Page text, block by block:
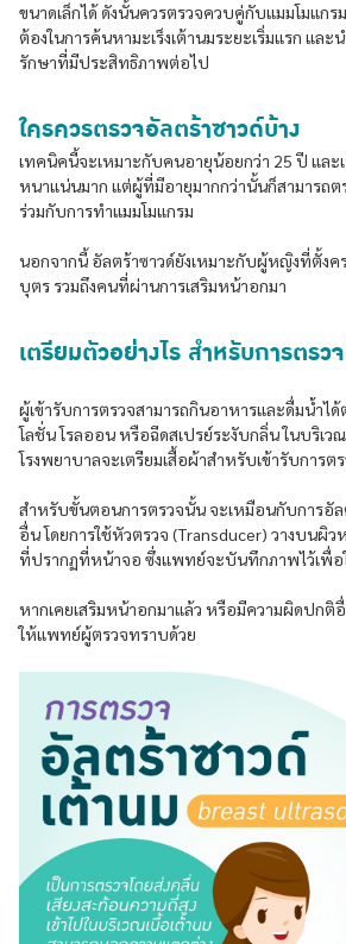
ขนาดเล็กได้ ดังนั้นควรตรวจควบคู่กับแมมโมแก
ต้องในการค้นหามะเร็งเต้านมระยะเริ่มแรก และ
รักษาที่มีประสิทธิภาพต่อไป
ใครควรตรวจอัลตร้าซาวด์บ้าง
เทคนิคนี้จะเหมาะกับคนอายุน้อยกว่า 25 ปี และ
หนาแน่นมาก แต่ผู้ที่มีอายุมากกว่านั้นก็สามารถต
ร่วมกับการทำแมมโมแกรม
นอกจากนี้ อัลตร้าซาวด์ยังเหมาะกับผู้หญิงที่ตั้งค
บุตร รวมถึงคนที่ผ่านการเสริมหน้าอกมา
เตรียมตัวอย่างไร สำหรับการตรว
ผู้เข้ารับการตรวจสามารถกินอาหารและดื่มน้ำไ
โลชั่น โรลออน หรือฉีดสเปรย์ระงับกลิ่น ในบริเว
โรงพยาบาลจะเตรียมเสื้อผ้าสำหรับเข้ารับการต
สำหรับขั้นตอนการตรวจนั้น จะเหมือนกับการอั
อื่น โดยการใช้หัวตรวจ (Transducer) วางบนผิ
ที่ปรากฏที่หน้าจอ ซึ่งแพทย์จะบันทึกภาพไว้เพื่อ
หากเคยเสริมหน้าอกมาแล้ว หรือมีความผิดปกติอื่
ให้แพทย์ผู้ตรวจทราบด้วย